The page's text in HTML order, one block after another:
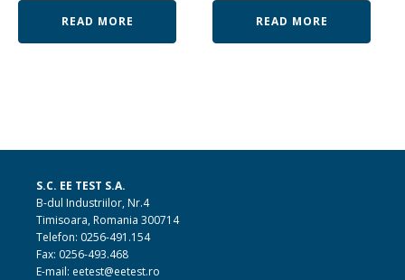
READ MORE READ MORE
S.C. EE TEST S.A.
B-dul Industriilor, Nr.4
Timisoara, Romania 300714
Telefon: 0256-491.154
Fax: 0256-493.468
E-mail: eetest@eetest.ro